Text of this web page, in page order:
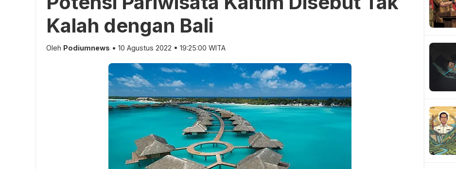
Kalah dengan Bali
Oleh Podiumnews • 10 Agustus 2022 • 19:25:00 WITA